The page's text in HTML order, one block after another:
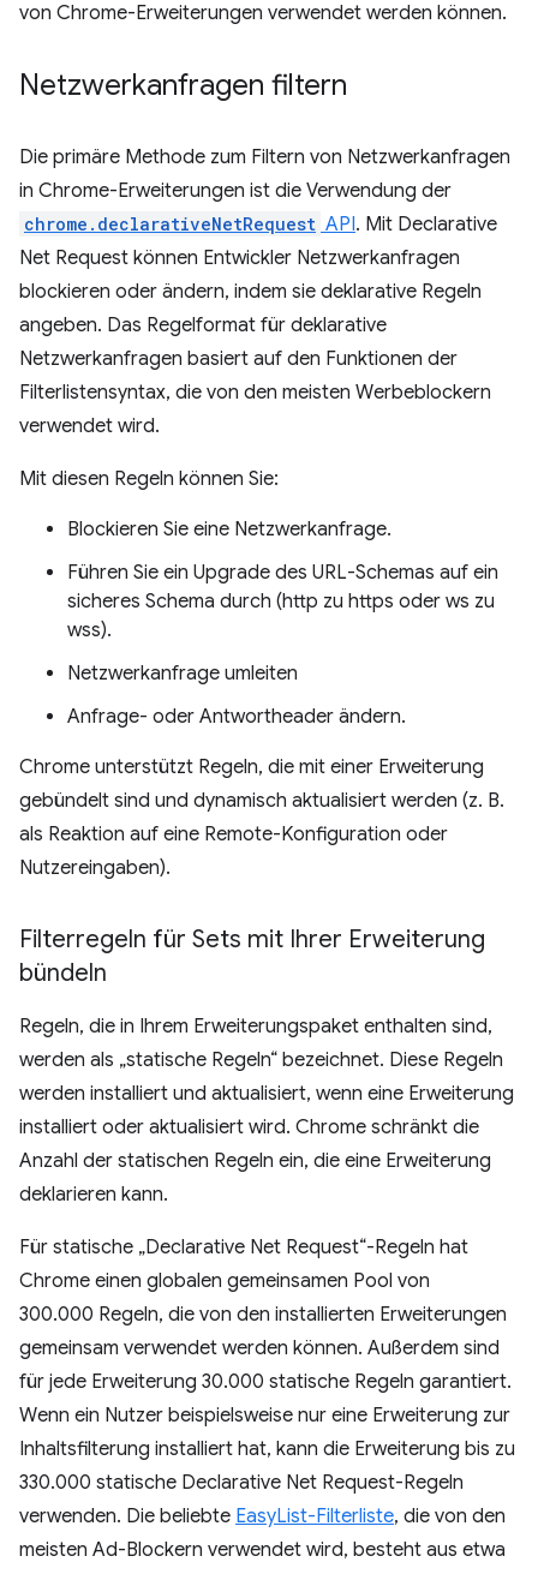
von Chrome-Erweiterungen verwendet werden können.
Netzwerkanfragen filtern
Die primäre Methode zum Filtern von Netzwerkanfragen
in Chrome-Erweiterungen ist die Verwendung der
chrome.declarativeNetRequest API. Mit Declarative
Net Request können Entwickler Netzwerkanfragen
blockieren oder ändern, indem sie deklarative Regeln
angeben. Das Regelformat für deklarative
Netzwerkanfragen basiert auf den Funktionen der
Filterlistensyntax, die von den meisten Werbeblockern
verwendet wird.
Mit diesen Regeln können Sie:
Blockieren Sie eine Netzwerkanfrage.
Führen Sie ein Upgrade des URL-Schemas auf ein
sicheres Schema durch (http zu https oder ws zu
wss).
Netzwerkanfrage umleiten
Anfrage- oder Antwortheader ändern.
Chrome unterstützt Regeln, die mit einer Erweiterung
gebündelt sind und dynamisch aktualisiert werden (z. B.
als Reaktion auf eine Remote-Konfiguration oder
Nutzereingaben).
Filterregeln für Sets mit Ihrer Erweiterung
bündeln
Regeln, die in Ihrem Erweiterungspaket enthalten sind,
werden als „statische Regeln“ bezeichnet. Diese Regeln
werden installiert und aktualisiert, wenn eine Erweiterung
installiert oder aktualisiert wird. Chrome schränkt die
Anzahl der statischen Regeln ein, die eine Erweiterung
deklarieren kann.
Für statische „Declarative Net Request“-Regeln hat
Chrome einen globalen gemeinsamen Pool von
300.000 Regeln, die von den installierten Erweiterungen
gemeinsam verwendet werden können. Außerdem sind
für jede Erweiterung 30.000 statische Regeln garantiert.
Wenn ein Nutzer beispielsweise nur eine Erweiterung zur
Inhaltsfilterung installiert hat, kann die Erweiterung bis zu
330.000 statische Declarative Net Request-Regeln
verwenden. Die beliebte EasyList-Filterliste, die von den
meisten Ad-Blockern verwendet wird, besteht aus etwa